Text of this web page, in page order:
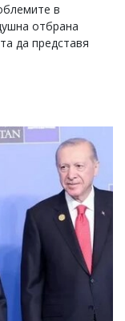
в
отбрана
да представя